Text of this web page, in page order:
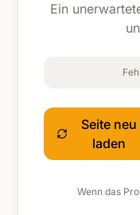
Ein
Seite neu
laden
Wenn das